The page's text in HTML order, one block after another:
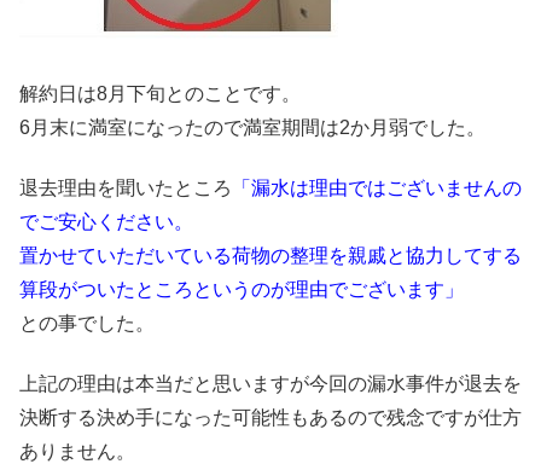
解約日は8月下旬とのことです。
6月末に満室になったので満室期間は2か月弱でした。
退去理由を聞いたところ
「漏水は理由ではございませんの
でご安心ください。
置かせていただいている荷物の整理を親戚と協力してする
算段がついたところというのが理由でございます」
との事でした。
上記の理由は本当だと思いますが今回の漏水事件が退去を
決断する決め手になった可能性もあるので残念ですが仕方
ありません。